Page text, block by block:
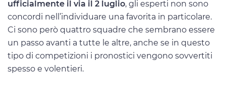
ufficialmente il via il 2 luglio, gli esperti non sono
concordi nell’individuare una favorita in particolare.
Ci sono però quattro squadre che sembrano essere
un passo avanti a tutte le altre, anche se in questo
tipo di competizioni i pronostici vengono sovvertiti
spesso e volentieri.